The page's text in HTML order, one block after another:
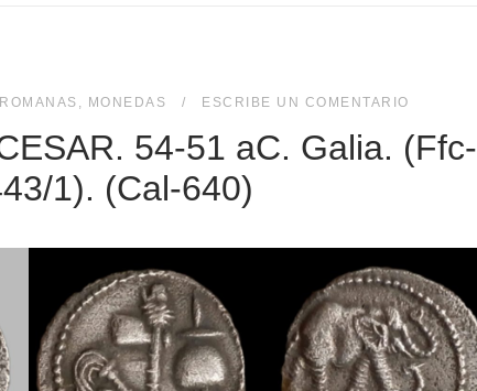
, MONEDAS ESCRIBE UN COMENTARIO
54-51 aC. Galia. (Ffc-
1). (Cal-640)